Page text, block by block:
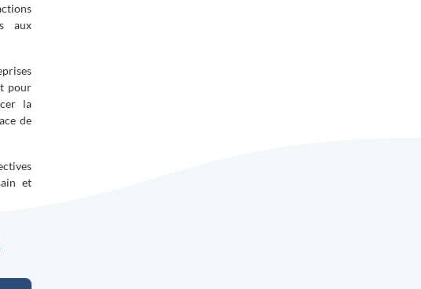
aux
pour
la
de
et